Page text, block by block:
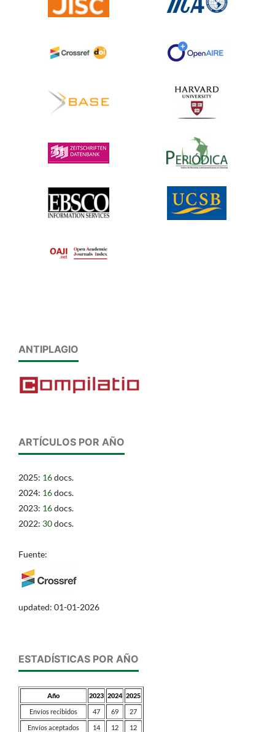
ANTIPLAGIO
ARTÍCULOS POR AÑO
2025: 16docs.
2024: 16docs.
2023: 16docs.
2022: 30docs.
Fuente:
updated: 01-01-2026
ESTADÍSTICAS POR AÑO
Año 2023 2024 2025
Envíos recibidos
47 69
27
Envíos aceptados
14 12
12